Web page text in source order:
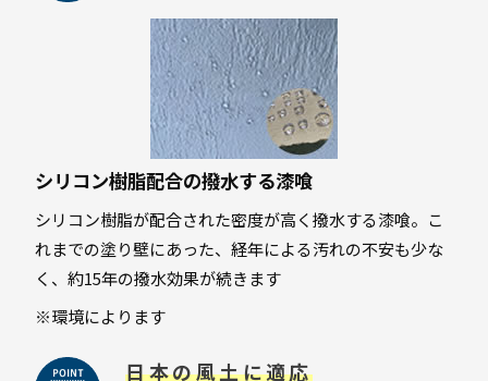
シリコン樹脂配合の撥水する漆喰
シリコン樹脂が配合された密度が高く撥水する漆喰。こ
れまでの塗り壁にあった、経年による汚れの不安も少な
く、約15年の撥水効果が続きます
※環境によります
日本の風土に適応